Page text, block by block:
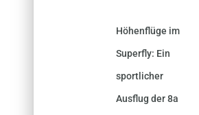
Höhenflüge im
Superfly: Ein
sportlicher
Ausflug der 8a